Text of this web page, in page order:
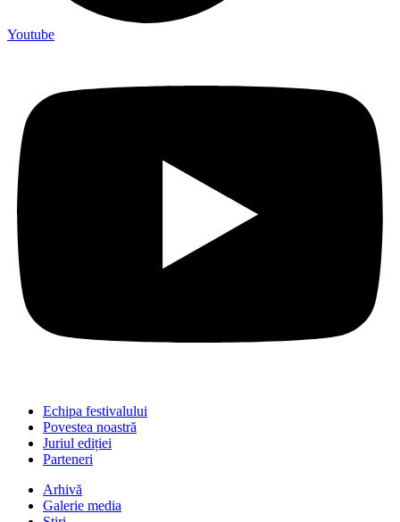
Youtube
Echipa festivalului
Povestea noastră
Juriul ediției
Parteneri
Arhivă
Galerie media